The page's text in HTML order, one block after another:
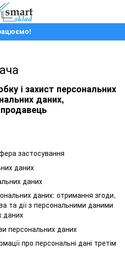
і захист персональних
даних,
застосування
даних
даних
даних: отримання згоди,
та дії з персональними даними
даних
персональних даних
про персональні дані третім